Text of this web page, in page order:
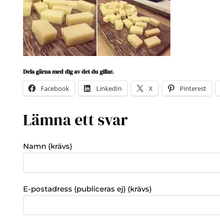
Dela gärna med dig av det du gillar.
Facebook LinkedIn X Pinterest
Lämna ett svar
Namn (krävs)
E-postadress (publiceras ej) (krävs)